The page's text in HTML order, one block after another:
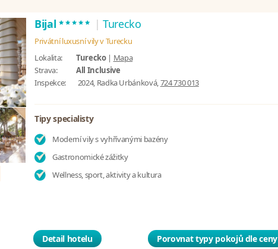
Bijal***** | Turecko
Privátní luxusní vily v Turecku
Lokalita:
Turecko| Mapa
Strava:
All Inclusive
Inspekce:
2024, Radka Urbánková,724 730 013
Tipy specialisty
Moderní vily s vyhřívanými bazény
Gastronomické zážitky
Wellness, sport, aktivity a kultura
Detail hotelu Porovnat typy pokojů dle ceny